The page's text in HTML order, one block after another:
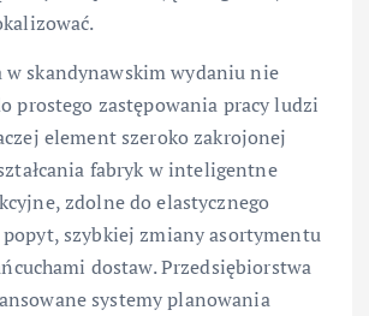
w skandynawskim wydaniu nie
prostego zastępowania pracy ludzi
element szeroko zakrojonej
fabryk w inteligentne
zdolne do elastycznego
szybkiej zmiany asortymentu
dostaw. Przedsiębiorstwa
systemy planowania